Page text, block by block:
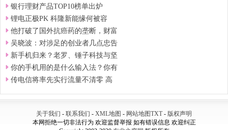
银行理财产品TOP10榜单出炉
锂电正极PK 科隆新能缘何被容
他打破了国外抗癌药的垄断，财富
吴晓波：对涉足的创业者几点忠告
新手机归来？老罗、锤子科技与坚
你的手机用的是什么输入法？你有
传电信将率先实行流量不清零 高
关于我们 - 联系我们 - XML地图 - 网站地图TXT- 版权声明
本网拒绝一切非法行为 欢迎监督举报 如有错误信息 欢迎纠正